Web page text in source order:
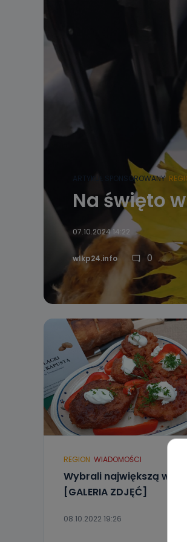
ARTYKUŁ SPONSOROWANY
Na święto
07.10.2024 14:22
wlkp24.info 0
REGION WIADOMOŚCI
Wybrali największą
[GALERIA ZDJĘĆ]
08.10.2022 19:26